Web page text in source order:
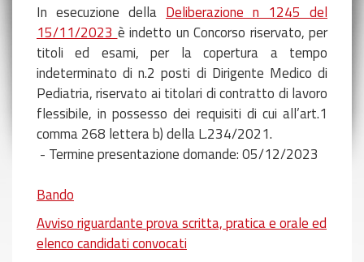
In esecuzione della Deliberazione n 1245 del
15/11/2023 è indetto un Concorso riservato, per
titoli ed esami, per la copertura a tempo
indeterminato di n.2 posti di Dirigente Medico di
Pediatria, riservato ai titolari di contratto di lavoro
flessibile, in possesso dei requisiti di cui all’art.1
comma 268 lettera b) della L.234/2021.
- Termine presentazione domande: 05/12/2023
Bando
Avviso riguardante prova scritta, pratica e orale ed
elenco candidati convocati